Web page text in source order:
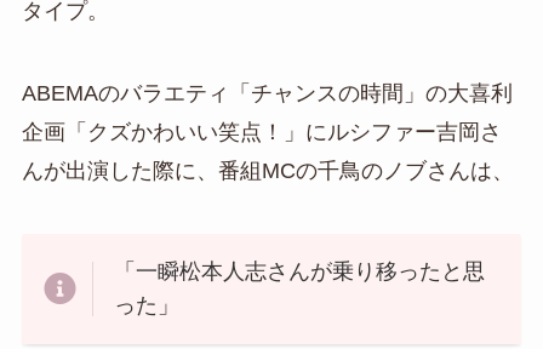
タイプ。
ABEMAのバラエティ「チャンスの時間」の大喜利
企画「クズかわいい笑点！」にルシファー吉岡さ
んが出演した際に、番組MCの千鳥のノブさんは、
「一瞬松本人志さんが乗り移ったと思
った」